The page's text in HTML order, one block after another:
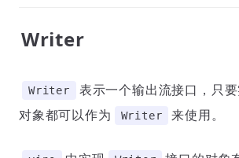
Writer
Writer
表示一个输出流接口，只
对象都可以作为
Writer 来使用。